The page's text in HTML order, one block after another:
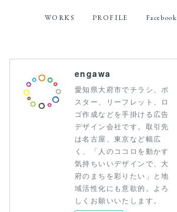
WORKS PROFILE Facebook
engawa
愛知県大府市でチラシ、ポ
スター、リーフレット、ロ
ゴ作成などを手掛ける広告
デザイン会社です。取引先
は名古屋、東京など幅広
く、「人のココロを動かす
気持ちいいデザインで、大
府のまちを彩りたい」と地
域活性化にも意欲的。よろ
しくお願いいたします。